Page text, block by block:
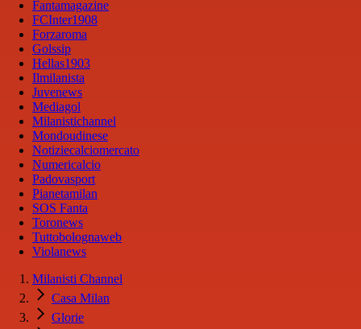
Fantamagazine
FCInter1908
Forzaroma
Golssip
Hellas1903
Ilmilanista
Juvenews
Mediagol
Milanistichannel
Mondoudinese
Notiziecalciomercato
Numericalcio
Padovasport
Pianetamilan
SOS Fanta
Toronews
Tuttobolognaweb
Violanews
Milanisti Channel
Casa Milan
Glorie